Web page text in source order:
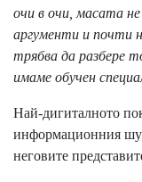
очи в очи, масата
аргументи и почти
трябва да разбере
имаме обучен
Най-дигиталното
информационния
неговите